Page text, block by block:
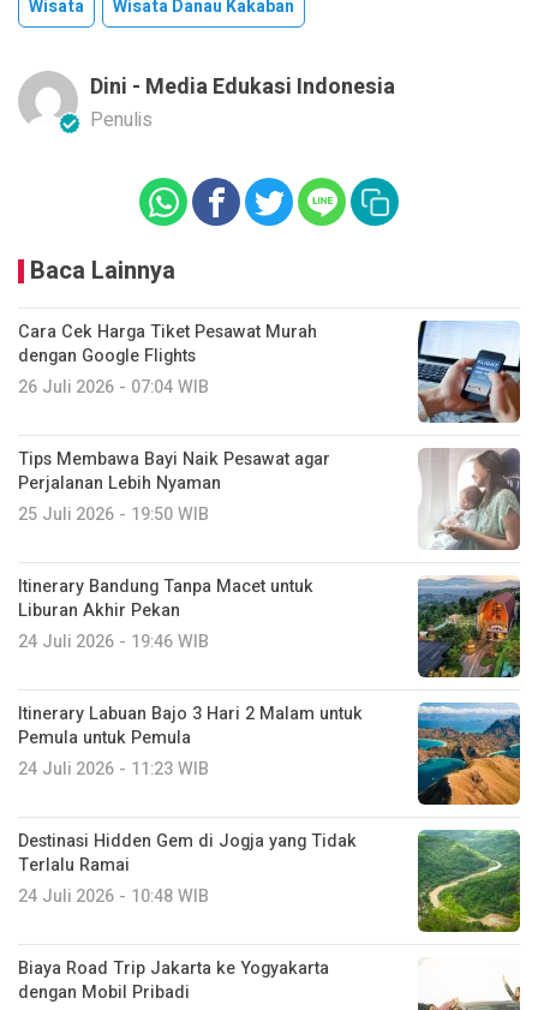
Wisata
Wisata Danau Kakaban
Dini - Media Edukasi Indonesia
Penulis
Baca Lainnya
Cara Cek Harga Tiket Pesawat Murah
dengan Google Flights
26 Juli 2026 - 07:04 WIB
Tips Membawa Bayi Naik Pesawat agar
Perjalanan Lebih Nyaman
25 Juli 2026 - 19:50 WIB
Itinerary Bandung Tanpa Macet untuk
Liburan Akhir Pekan
24 Juli 2026 - 19:46 WIB
Itinerary Labuan Bajo 3 Hari 2 Malam untuk
Pemula untuk Pemula
24 Juli 2026 - 11:23 WIB
Destinasi Hidden Gem di Jogja yang Tidak
Terlalu Ramai
24 Juli 2026 - 10:48 WIB
Biaya Road Trip Jakarta ke Yogyakarta
dengan Mobil Pribadi